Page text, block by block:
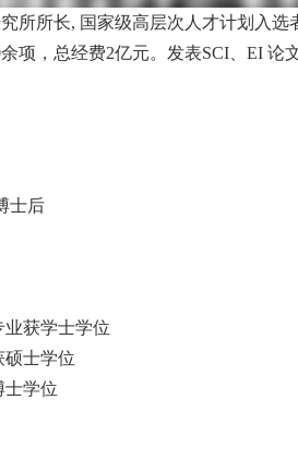
所所长, 国家级高层次人才计划入
，总经费2亿元。发表SCI、EI
士后
获学士学位
硕士学位
士学位